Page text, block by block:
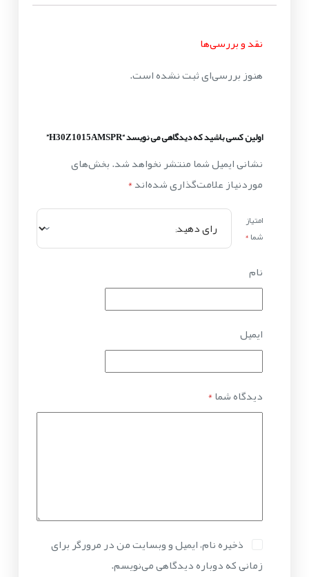
نقد و بررسی‌ها
هنوز بررسی‌ای ثبت نشده است.
اولین کسی باشید که دیدگاهی می نویسد “H30Z1015AMSPR”
نشانی ایمیل شما منتشر نخواهد شد.بخش‌های
موردنیاز علامت‌گذاری شده‌اند*
امتیاز
شما*
نام
ایمیل
دیدگاه شما*
ذخیره نام، ایمیل و وبسایت من در مرورگر برای
زمانی که دوباره دیدگاهی می‌نویسم.